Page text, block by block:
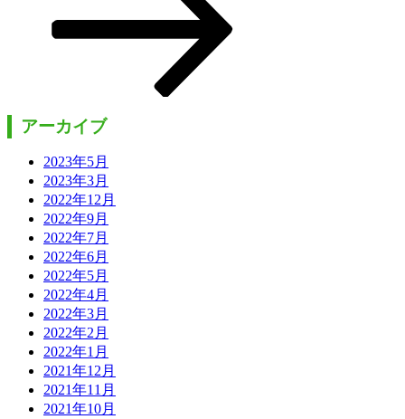
アーカイブ
2023年5月
2023年3月
2022年12月
2022年9月
2022年7月
2022年6月
2022年5月
2022年4月
2022年3月
2022年2月
2022年1月
2021年12月
2021年11月
2021年10月